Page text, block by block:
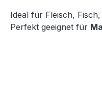
Ideal für Fleisch,
Perfekt geeignet für